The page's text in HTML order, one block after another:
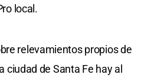
local.
relevamientos propios de
ciudad de Santa Fe hay al